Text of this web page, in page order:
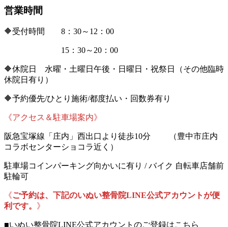
営業時間
🔶受付時間 8：30～12：00
15：30～20：00
🔶休院日 水曜・土曜日午後・日曜日・祝祭日（その他臨時
休院日有り）
🔶予約優先/ひとり施術/都度払い・回数券有り
《アクセス＆駐車場案内》
阪急宝塚線「庄内」西出口より徒歩10分 （豊中市庄内
コラボセンターショコラ近く）
駐車場コインパーキング向かいに有り / バイク 自転車店舗前
駐輪可
《ご予約は、下記のいぬい整骨院LINE公式アカウントが便
利です。 》
■いぬい整骨院LINE公式アカウントのご登録はこちら